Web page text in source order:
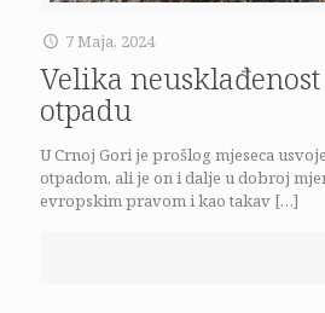
7 Maja, 2024
Velika
otpadu
U Crnoj Gori je prošlog mjeseca
otpadom, ali je on i dalje u dobroj
evropskim pravom i kao takav […]